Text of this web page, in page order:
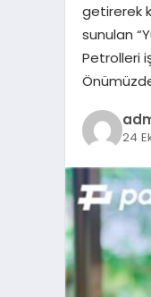
getirerek
sunulan
Petrolleri
24